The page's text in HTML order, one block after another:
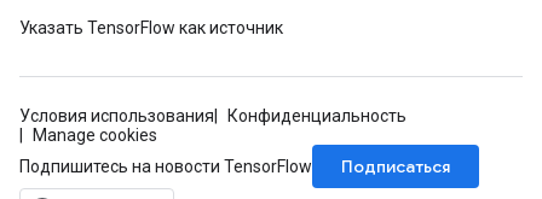
Указать TensorFlow как источник
Условия использования
Конфиденциальность
Manage cookies
Подпишитесь на новости TensorFlow
Подписаться